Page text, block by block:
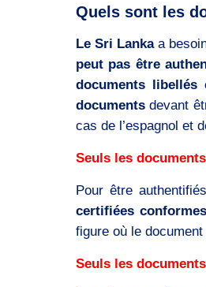
Quels sont les
Le Sri Lankaa
peut pas être
documents libellés
documentsdevant
cas de l’espagnol et
Seuls les
Pour être
certifiées
figure où le
Seuls les